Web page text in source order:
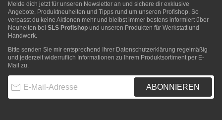
Melde dich jetzt für unseren Newsletter an und sichere dir exklusive
Angebote, Produktneuheiten und Tipps rund um unseren Profishop. So
verpasst du keine Aktionen mehr und bleibst immer bestens informiert über
Neuheiten bei SLS Profishop und unseren Produkten für Werkstatt und
Handwerk.
Bitte senden Sie mir entsprechend Ihrer Datenschutzerklärung regelmäßig
und jederzeit widerruflich Informationen zu Ihrem Produktsortiment per E-
Mail zu.
ABONNIEREN